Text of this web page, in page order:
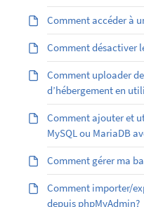
Comment accéder à
Comment désactiver
Comment uploader
d’hébergement en
Comment ajouter et
MySQL ou MariaDB
Comment gérer ma
Comment importer/
depuis phpMyAdmin?